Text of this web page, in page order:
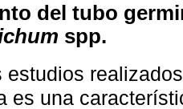
del tubo
spp.
estudios
es una